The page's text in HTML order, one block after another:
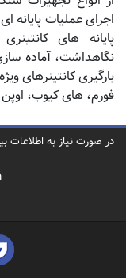
اجرای عملیات پایانه
پایانه های
نگاهداشت، آماده
بارگیری کانتینرهای
فورم، های کیوب،
در صورت نیاز به اطلاعات